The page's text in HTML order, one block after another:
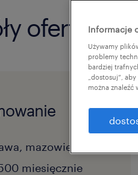
oferty
mazowieckie
miesięcznie
Informacje
Używamy
problemy
bardziej
„dostosuj”,
można znaleźć